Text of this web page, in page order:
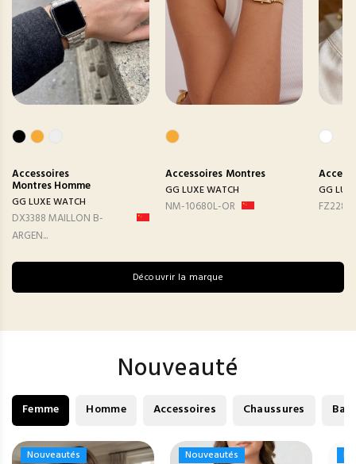
Accessoires
Montres Homme
GG LUXE WATCH
DX3388 MAILLON B-
ARGEN...
Accessoires Montres
GG LUXE WATCH
NM-10680L-OR
GG
FZ2282
Découvrir la marque
Nouveauté
Femme Homme Accessoires Chaussures
Nouveautés
Nouveautés Nouveautés
Nouveautés